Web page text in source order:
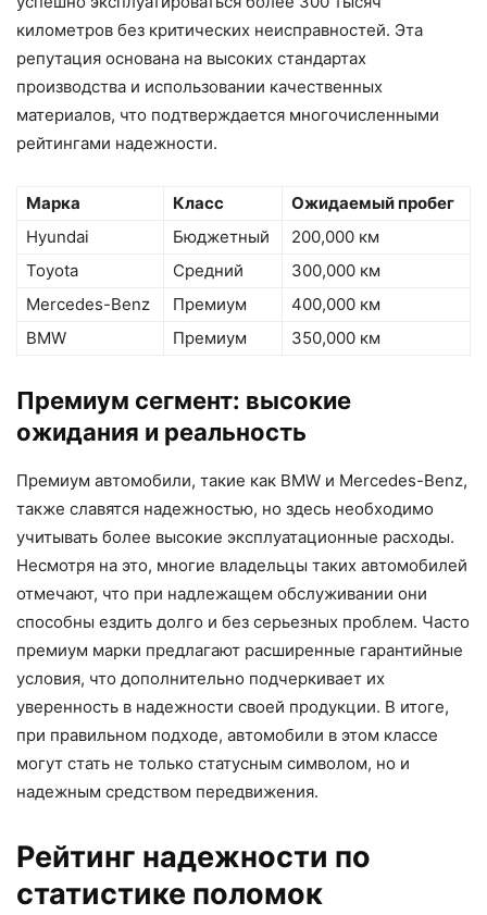
километров без критических неисправностей. Эта
репутация основана на высоких стандартах
производства и использовании качественных
материалов, что подтверждается многочисленными
рейтингами надежности.
Марка Класс
Ожидаемый пробег
Hyundai
Бюджетный
200,000 км
Toyota
Средний
300,000 км
Mercedes-Benz
Премиум
400,000 км
BMW
Премиум 350,000 км
Премиум сегмент: высокие
ожидания и реальность
Премиум автомобили, такие как BMW и Mercedes-Benz,
также славятся надежностью, но здесь необходимо
учитывать более высокие эксплуатационные расходы.
Несмотря на это, многие владельцы таких автомобилей
отмечают, что при надлежащем обслуживании они
способны ездить долго и без серьезных проблем. Часто
премиум марки предлагают расширенные гарантийные
условия, что дополнительно подчеркивает их
уверенность в надежности своей продукции. В итоге,
при правильном подходе, автомобили в этом классе
могут стать не только статусным символом, но и
надежным средством передвижения.
Рейтинг надежности по
статистике поломок